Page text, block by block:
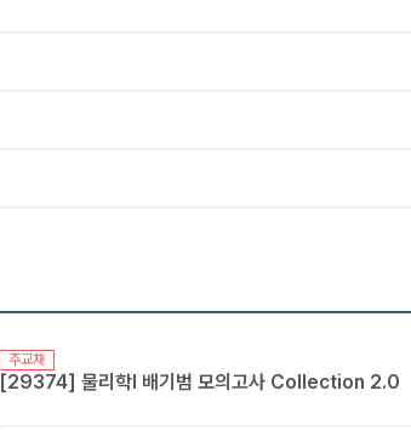
주교재
[29374] 물리학I 배기범 모의고사 Collection 2.0